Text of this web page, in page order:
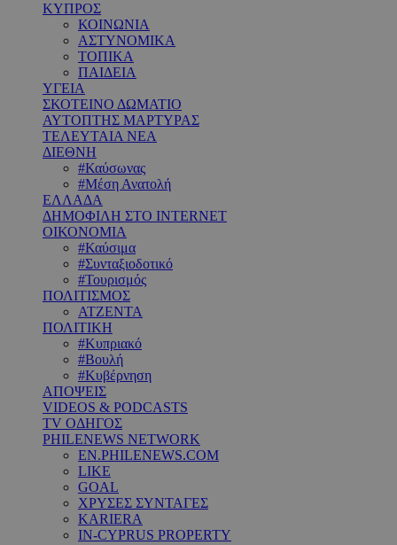
ΚΥΠΡΟΣ
ΚΟΙΝΩΝΙΑ
ΑΣΤΥΝΟΜΙΚΑ
ΤΟΠΙΚΑ
ΠΑΙΔΕΙΑ
ΥΓΕΙΑ
ΣΚΟΤΕΙΝΟ ΔΩΜΑΤΙΟ
ΑΥΤΟΠΤΗΣ ΜΑΡΤΥΡΑΣ
ΤΕΛΕΥΤΑΙΑ ΝΕΑ
ΔΙΕΘΝΗ
#Καύσωνας
#Μέση Ανατολή
ΕΛΛΑΔΑ
ΔΗΜΟΦΙΛΗ ΣΤΟ INTERNET
ΟΙΚΟΝΟΜΙΑ
#Καύσιμα
#Συνταξιοδοτικό
#Τουρισμός
ΠΟΛΙΤΙΣΜΟΣ
ΑΤΖΕΝΤΑ
ΠΟΛΙΤΙΚΗ
#Κυπριακό
#Βουλή
#Κυβέρνηση
ΑΠΟΨΕΙΣ
VIDEOS & PODCASTS
TV ΟΔΗΓΟΣ
PHILENEWS NETWORK
EN.PHILENEWS.COM
LIKE
GOAL
ΧΡΥΣΕΣ ΣΥΝΤΑΓΕΣ
KARIERA
IN-CYPRUS PROPERTY